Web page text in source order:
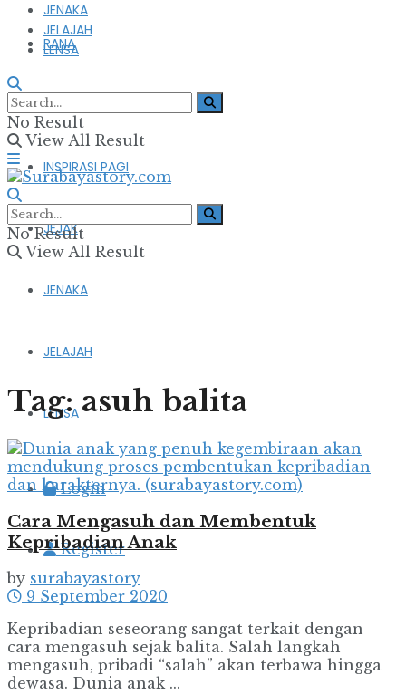
RANA
FIKSI & PUISI
INSPIRASI PAGI
JEJAK
JENAKA
JELAJAH
LENSA
Login
Register
JENAKA
JELAJAH
LENSA
No Result
View All Result
No Result
View All Result
Tag:asuh balita
Cara Mengasuh dan Membentuk
Kepribadian Anak
by surabayastory
9 September 2020
Kepribadian seseorang sangat terkait dengan
cara mengasuh sejak balita. Salah langkah
mengasuh, pribadi “salah” akan terbawa hingga
dewasa. Dunia anak ...